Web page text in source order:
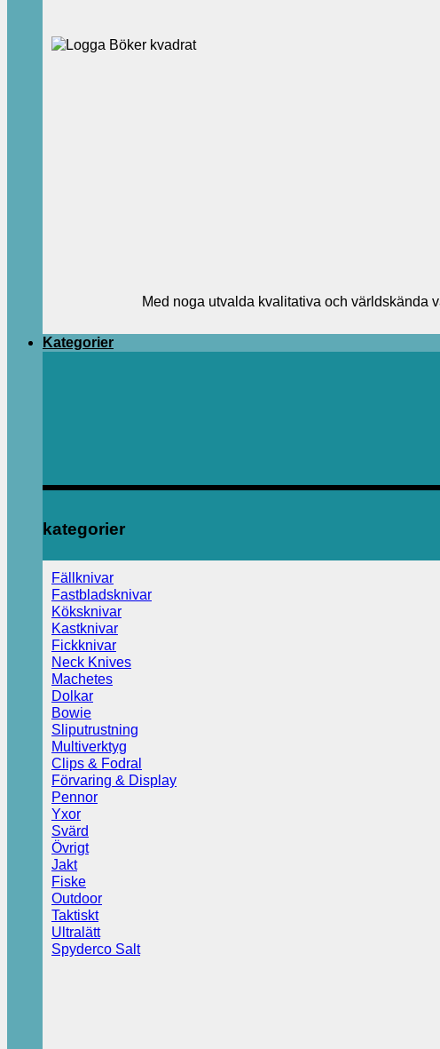
Med noga utvalda kvalitativa och världskända
Kategorier
kategorier
Fällknivar
Fastbladsknivar
Köksknivar
Kastknivar
Fickknivar
Neck Knives
Machetes
Dolkar
Bowie
Sliputrustning
Multiverktyg
Clips & Fodral
Förvaring & Display
Pennor
Yxor
Svärd
Övrigt
Jakt
Fiske
Outdoor
Taktiskt
Ultralätt
Spyderco Salt